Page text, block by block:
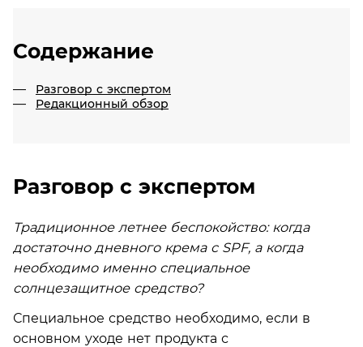
Содержание
Разговор с экспертом
Редакционный обзор
Разговор с экспертом
Традиционное летнее беспокойство: когда
достаточно дневного крема с SPF, а когда
необходимо именно специальное
солнцезащитное средство?
Специальное средство необходимо, если в
основном уходе нет продукта с